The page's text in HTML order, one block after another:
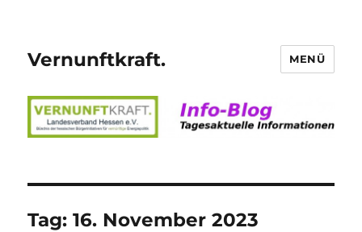
Vernunftkraft. MENÜ
Tag:16. November 2023